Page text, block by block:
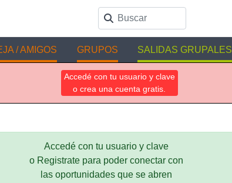
/ AMIGOS GRUPOS SALIDAS GRUPALES
Accedé con tu usuario y clave
o crea una cuenta gratis.
Accedé con tu usuario y clave
o Registrate para poder conectar con
las oportunidades que se abren